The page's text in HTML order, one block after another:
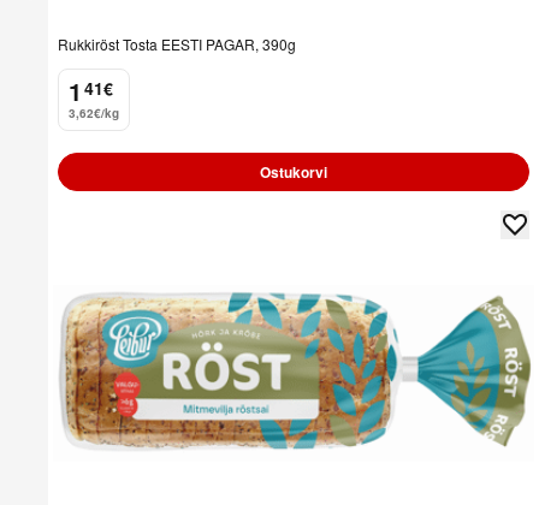
Rukkiröst Tosta EESTI PAGAR, 390g
1
. 41€
3,62€/kg
Ostukorvi